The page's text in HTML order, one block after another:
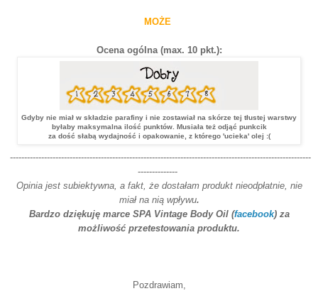
MOŻE
Ocena ogólna (max. 10 pkt.):
Gdyby nie miał w składzie parafiny i nie zostawiał na skórze tej tłustej warstwy
byłaby maksymalna ilość punktów. Musiała też odjąć punkcik
za dość słabą wydajność i opakowanie, z którego 'ucieka' olej :(
----------------------------------------------------------------------------------------------------------
--------------
Opinia jest subiektywna, a fakt, że dostałam produkt nieodpłatnie, nie
miał na nią wpływu.
Bardzo dziękuję marce SPA Vintage Body Oil (facebook) za
możliwość przetestowania produktu.
Pozdrawiam,